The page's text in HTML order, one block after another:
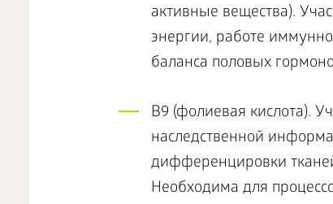
активные вещества).
энергии, работе
баланса половых
В9 (фолиевая кислота).
наследственной
дифференцировки
Необходима для